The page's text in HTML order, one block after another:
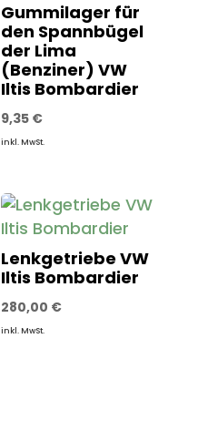
Gummilager für
den Spannbügel
der Lima
(Benziner) VW
Iltis Bombardier
9,35 €
inkl. MwSt.
Lenkgetriebe VW
Iltis Bombardier
280,00 €
inkl. MwSt.